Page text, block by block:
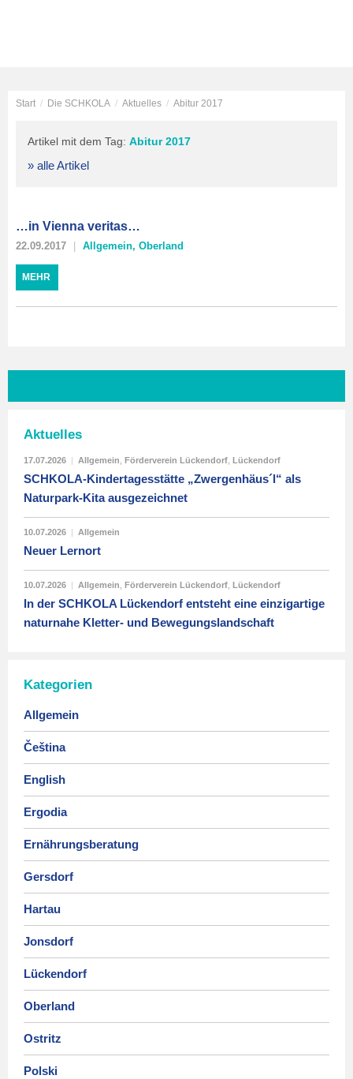
Start / Die SCHKOLA / Aktuelles / Abitur 2017
Artikel mit dem Tag: Abitur 2017
» alle Artikel
…in Vienna veritas…
22.09.2017 Allgemein, Oberland
MEHR
Aktuelles
17.07.2026 | Allgemein Förderverein Lückendorf Lückendorf
SCHKOLA-Kindertagesstätte „Zwergenhäus´l“ als
Naturpark-Kita ausgezeichnet
10.07.2026 | Allgemein
Neuer Lernort
10.07.2026 | Allgemein Förderverein Lückendorf Lückendorf
In der SCHKOLA Lückendorf entsteht eine einzigartige
naturnahe Kletter- und Bewegungslandschaft
Kategorien
Allgemein
Čeština
English
Ergodia
Ernährungsberatung
Gersdorf
Hartau
Jonsdorf
Lückendorf
Oberland
Ostritz
Polski